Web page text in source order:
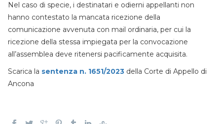
Nel caso di specie, i destinatari e odierni appellanti non
hanno contestato la mancata ricezione della
comunicazione avvenuta con mail ordinaria, per cui la
ricezione della stessa impiegata per la convocazione
all’assemblea deve ritenersi pacificamente acquisita.
Scarica la sentenza n. 1651/2023 della Corte di Appello di
Ancona